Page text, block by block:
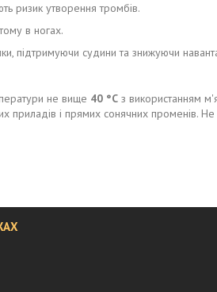
ризик утворення тромбів.
в ногах.
підтримуючи судини та знижуючи
не вище 40 °C з використанням
приладів і прямих сонячних променів.